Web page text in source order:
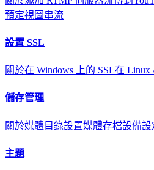
預定視圖串流
設置 SSL
關於在 Windows 上的 SSL在 Linux
儲存管理
關於媒體目錄設置媒體存檔設備設
主題